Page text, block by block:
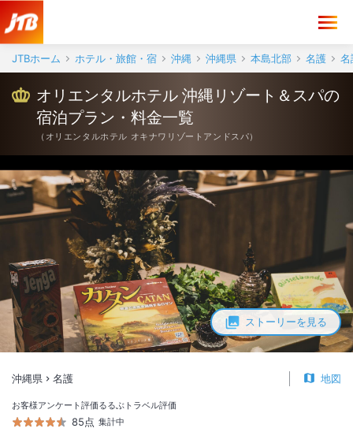
JTBホーム ホテル・旅館・宿 沖縄 沖縄県 本島北部 名護 名
ストーリーを見る
オリエンタルホテル 沖縄リゾート＆スパの
宿泊プラン・料金一覧
（ オリエンタルホテル オキナワリゾートアンドスパ）
沖縄県 名護 地図
お客様アンケート評価
85点
るるぶトラベル評価
集計中